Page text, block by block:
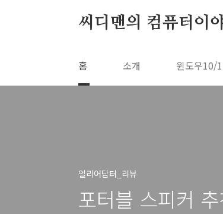
씨디맨의 컴퓨터이
홈 소개 윈도우10/
얼리어답터_리뷰
포터블 스피커